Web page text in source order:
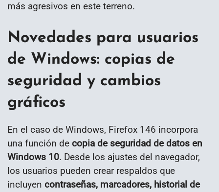
más agresivos en este terreno.
Novedades para usuarios
de Windows: copias de
seguridad y cambios
gráficos
En el caso de Windows, Firefox 146 incorpora
una función de copia de seguridad de datos en
Windows 10. Desde los ajustes del navegador,
los usuarios pueden crear respaldos que
incluyen contraseñas, marcadores, historial de